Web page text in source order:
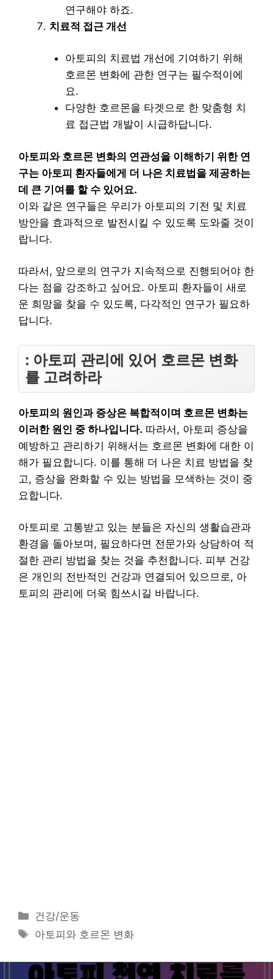
연구해야 하죠.
치료적 접근 개선
아토피의 치료법 개선에 기여하기 위해
호르몬 변화에 관한 연구는 필수적이에
요.
다양한 호르몬을 타겟으로 한 맞춤형 치
료 접근법 개발이 시급하답니다.
아토피와 호르몬 변화의 연관성을 이해하기 위한 연
구는 아토피 환자들에게 더 나은 치료법을 제공하는
데 큰 기여를 할 수 있어요.
이와 같은 연구들은 우리가 아토피의 기전 및 치료
방안을 효과적으로 발전시킬 수 있도록 도와줄 것이
랍니다.
따라서, 앞으로의 연구가 지속적으로 진행되어야 한
다는 점을 강조하고 싶어요. 아토피 환자들이 새로
운 희망을 찾을 수 있도록, 다각적인 연구가 필요하
답니다.
: 아토피 관리에 있어 호르몬 변화
를 고려하라
아토피의 원인과 증상은 복합적이며 호르몬 변화는
이러한 원인 중 하나입니다. 따라서, 아토피 증상을
예방하고 관리하기 위해서는 호르몬 변화에 대한 이
해가 필요합니다. 이를 통해 더 나은 치료 방법을 찾
고, 증상을 완화할 수 있는 방법을 모색하는 것이 중
요합니다.
아토피로 고통받고 있는 분들은 자신의 생활습관과
환경을 돌아보며, 필요하다면 전문가와 상담하여 적
절한 관리 방법을 찾는 것을 추천합니다. 피부 건강
은 개인의 전반적인 건강과 연결되어 있으므로, 아
토피의 관리에 더욱 힘쓰시길 바랍니다.
카
테
리
건강/운동
태
아토피와 호르몬 변화